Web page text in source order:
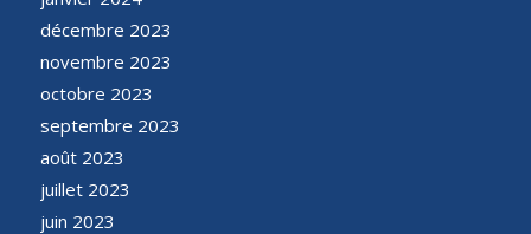
décembre 2023
novembre 2023
octobre 2023
septembre 2023
août 2023
juillet 2023
juin 2023